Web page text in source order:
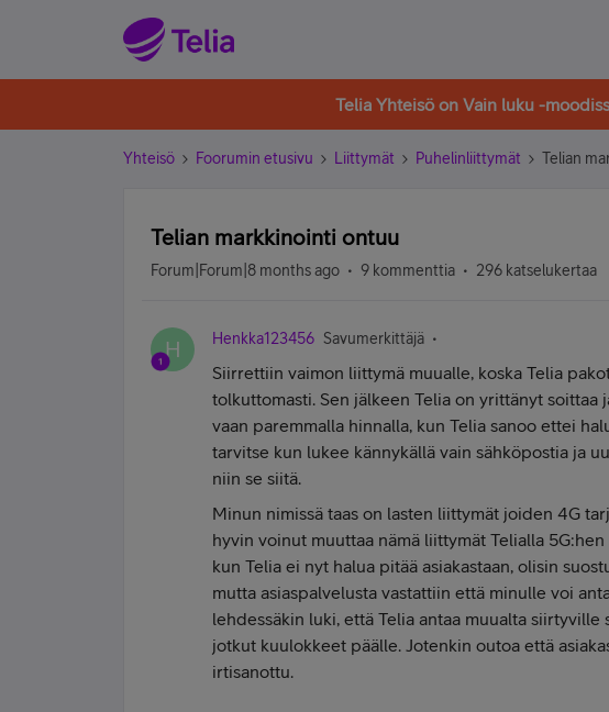
Telia Yhteisö on Vain luku -
Yhteisö Foorumin etusivu Liittymät Puhelinliittymät Telian
Telian markkinointi ontuu
Forum|Forum|8 months ago 9 kommenttia 296 katselukertaa
H Henkka123456 Savumerkittäjä
Siirrettiin vaimon liittymä muualle, koska Telia
tolkuttomasti. Sen jälkeen Telia on yrittänyt soittaa
vaan paremmalla hinnalla, kun Telia sanoo ettei
tarvitse kun lukee kännykällä vain sähköpostia ja
niin se siitä.
Minun nimissä taas on lasten liittymät joiden 4G
hyvin voinut muuttaa nämä liittymät Telialla
kun Telia ei nyt halua pitää asiakastaan, olisin
mutta asiaspalvelusta vastattiin että minulle voi
lehdessäkin luki, että Telia antaa muualta
jotkut kuulokkeet päälle. Jotenkin outoa että
irtisanottu.